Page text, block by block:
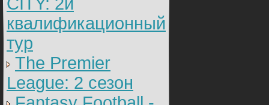
квалификационный
тур
The Premier
League: 2 cезон